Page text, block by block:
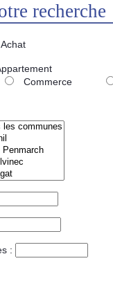
recherche
Achat
Commerce
: